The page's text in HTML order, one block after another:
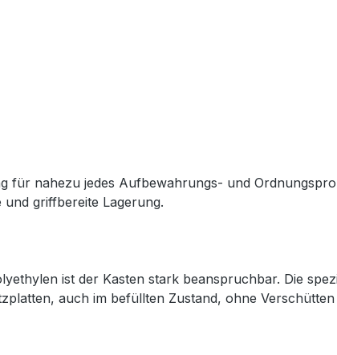
für nahezu jedes Aufbewahrungs- und
griffbereite Lagerung.
ist der Kasten stark beanspruchbar. Die
auch im befüllten Zustand, ohne Verschütten